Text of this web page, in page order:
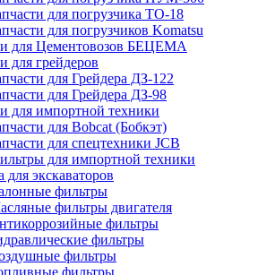
для погрузчика ТО-18
для погрузчиков Komatsu
для Цементовозов БЕЦЕМА
для грейдеров
для Грейдера ДЗ-122
для Грейдера ДЗ-98
для импортной техники
для Bobcat (Бобкэт)
для спецтехники JCB
для импортной техники
для экскаваторов
фильтры
фильтры двигателя
фильтры
фильтры
фильтры
фильтры